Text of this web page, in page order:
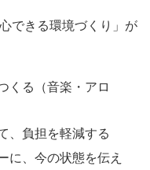
できる環境づくり」が
くる（音楽・アロ
、負担を軽減する
に、今の状態を伝え